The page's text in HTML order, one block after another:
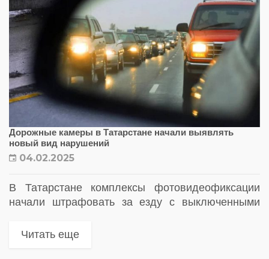
Дорожные камеры в Татарстане начали выявлять
новый вид нарушений
04.02.2025
В Татарстане комплексы фотовидеофиксации
начали штрафовать за езду с выключенными
Читать еще